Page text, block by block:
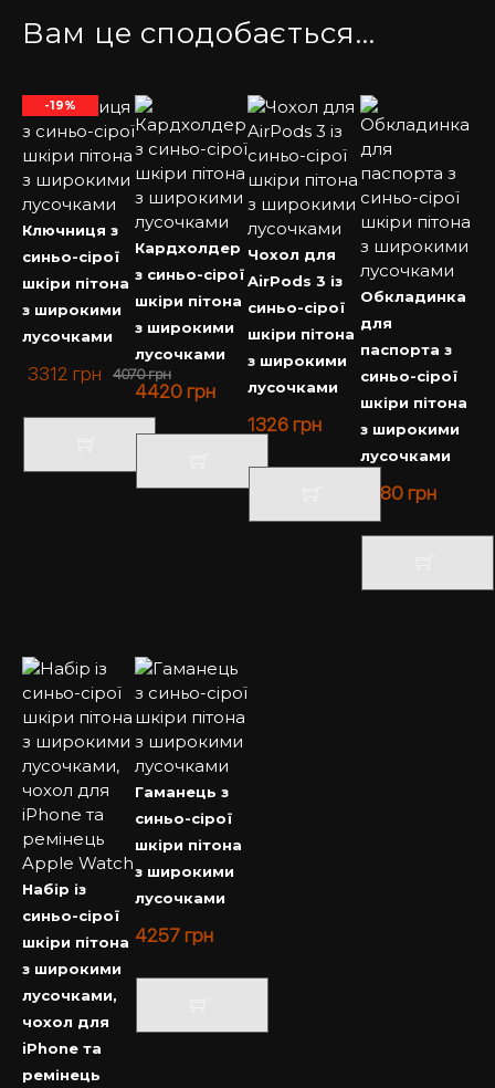
Вам це сподобається…
-19%
Ключниця з
синьо-сірої
шкіри пітона
з широкими
лусочками
4070грн
3312 грн
Кардхолдер
з синьо-сірої
шкіри пітона
з широкими
лусочками
4420 грн
Чохол для
AirPods 3 із
синьо-сірої
шкіри пітона
з широкими
лусочками
1326 грн
Обкладинка
для
паспорта з
синьо-сірої
шкіри пітона
з широкими
лусочками
4180 грн
Набір із
синьо-сірої
шкіри пітона
з широкими
лусочками,
чохол для
iPhone та
ремінець
Гаманець з
синьо-сірої
шкіри пітона
з широкими
лусочками
4257 грн